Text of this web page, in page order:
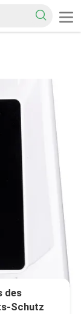
des
Schutz